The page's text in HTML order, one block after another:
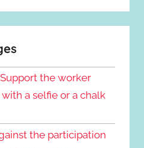
the worker
a selfie or a chalk
the participation